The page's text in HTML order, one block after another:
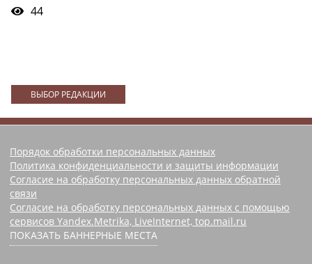
44
ВЫБОР РЕДАКЦИИ
Порядок обработки персональных данных
Политика конфиденциальности и защиты информации
Согласие на обработку персональных данных обратной
связи
Согласие на обработку персональных данных с помощью
сервисов Yandex.Metrika, LiveInternet, top.mail.ru
ПОКАЗАТЬ БАННЕРНЫЕ МЕСТА